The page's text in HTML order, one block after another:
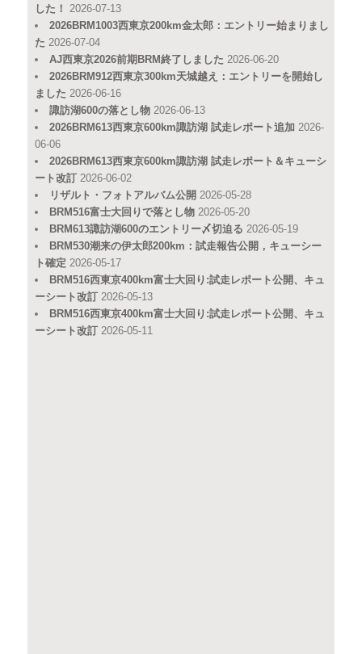
した！
2026-07-13
2026BRM1003西東京200km金太郎：エントリー始まりまし
た 2026-07-04
AJ西東京2026前期BRM終了しました 2026-06-20
2026BRM912西東京300km天城越え：エントリーを開始し
ました 2026-06-16
諏訪湖600の落とし物 2026-06-13
2026BRM613西東京600km諏訪湖 試走レポート追加 2026-
06-06
2026BRM613西東京600km諏訪湖 試走レポート＆キューシ
ート改訂 2026-06-02
リザルト・フォトアルバム公開 2026-05-28
BRM516富士大回りで落とし物 2026-05-20
BRM613諏訪湖600のエントリー〆切迫る 2026-05-19
BRM530潮来の伊太郎200km：試走報告公開，キューシー
ト確定 2026-05-17
BRM516西東京400km富士大回り:試走レポート公開、キュ
ーシート改訂 2026-05-13
BRM516西東京400km富士大回り:試走レポート公開、キュ
ーシート改訂 2026-05-11